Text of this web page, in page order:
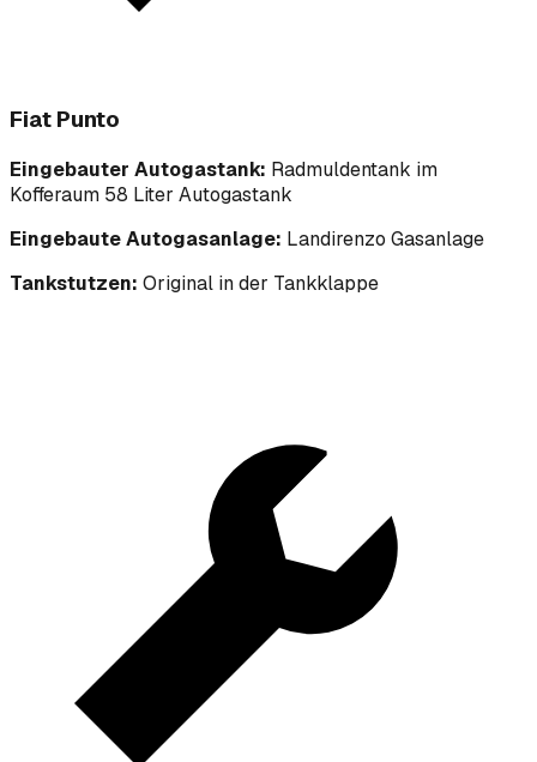
Fiat Punto
Eingebauter Autogastank: Radmuldentank im
Kofferaum 58 Liter Autogastank
Eingebaute Autogasanlage: Landirenzo Gasanlage
Tankstutzen: Original in der Tankklappe